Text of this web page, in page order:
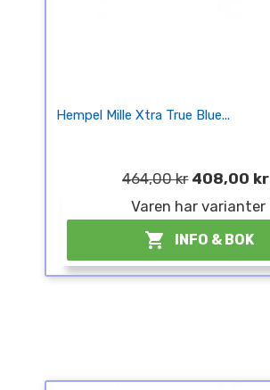
Hempel Mille Xtra True Blue...
464,00 kr 408,00 kr
Varen har varianter
 INFO & BOK